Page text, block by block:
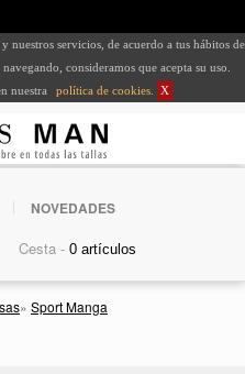
nuestros servicios, de acuerdo a tus hábitos de
consideramos que acepta su uso.
nuestra
política de cookies X
NOVEDADES
Cesta -
» Sport Manga